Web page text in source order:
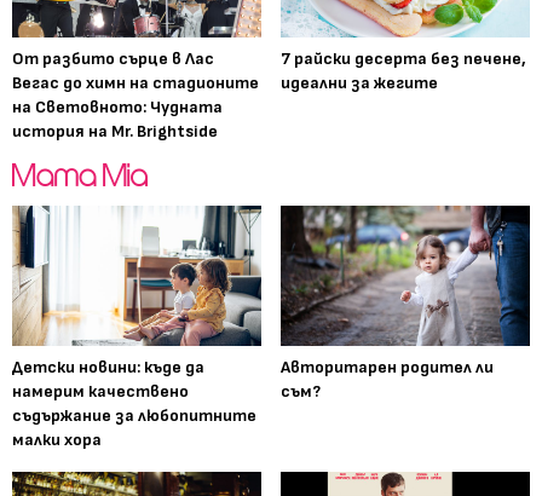
От разбито сърце в Лас
Вегас до химн на стадионите
на Световното: Чудната
история на Mr. Brightside
7 райски десерта без печене,
идеални за жегите
Детски новини: къде да
намерим качествено
съдържание за любопитните
малки хора
Авторитарен родител ли
съм?